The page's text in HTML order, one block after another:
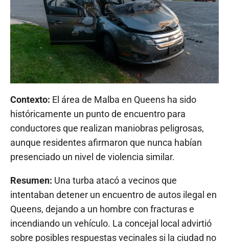
Contexto: El área de Malba en Queens ha sido
históricamente un punto de encuentro para
conductores que realizan maniobras peligrosas,
aunque residentes afirmaron que nunca habían
presenciado un nivel de violencia similar.
Resumen: Una turba atacó a vecinos que
intentaban detener un encuentro de autos ilegal en
Queens, dejando a un hombre con fracturas e
incendiando un vehículo. La concejal local advirtió
sobre posibles respuestas vecinales si la ciudad no